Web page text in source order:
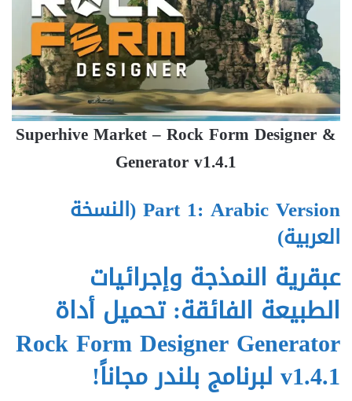
Superhive Market – Rock Form Designer &
Generator v1.4.1
Part 1: Arabic Version (النسخة
العربية)
عبقرية النمذجة وإجرائيات
الطبيعة الفائقة: تحميل أداة
Rock Form Designer Generator
v1.4.1 لبرنامج بلندر مجاناً!